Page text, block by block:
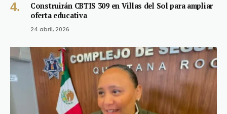
Construirán CBTIS 309 en Villas del Sol para ampliar
oferta educativa
24 abril, 2026